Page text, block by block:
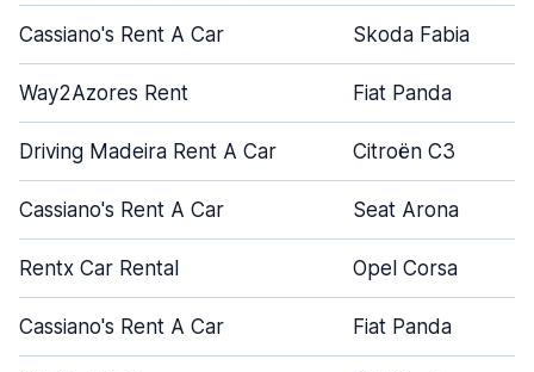
Cassiano's Rent A Car Skoda Fabia
Way2Azores Rent Fiat Panda
Driving Madeira Rent A Car Citroën C3
Cassiano's Rent A Car Seat Arona
Rentx Car Rental Opel Corsa
Cassiano's Rent A Car Fiat Panda